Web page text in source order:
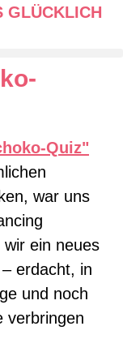
war uns
wir ein neues
erdacht, in
und noch
verbringen